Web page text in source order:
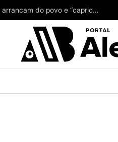
Alberto Neto tá achando pouco o ‘couro’ que arrancam do povo e “capricha” no suplente